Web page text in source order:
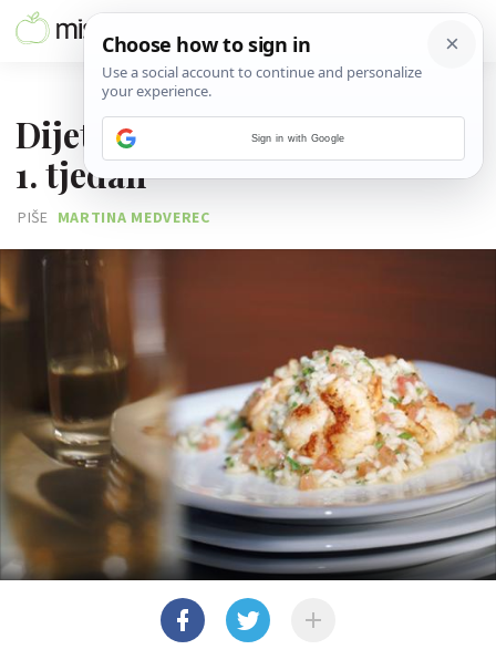
Dijetni jelovnik Nikoline T. -
1. tjedan
PIŠE MARTINA MEDVEREC
Sign in with Google